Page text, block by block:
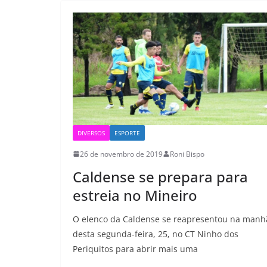
DIVERSOS ESPORTE
26 de novembro de 2019 Roni Bispo
Caldense se prepara para
estreia no Mineiro
O elenco da Caldense se reapresentou na
desta segunda-feira, 25, no CT Ninho dos
Periquitos para abrir mais uma